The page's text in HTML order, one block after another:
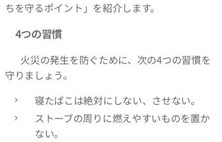
ちを守るポイント」を紹介します。
4つの習慣
火災の発生を防ぐために、次の4つの習慣を
守りましょう。
寝たばこは絶対にしない、させない。
ストーブの周りに燃えやすいものを置か
ない。